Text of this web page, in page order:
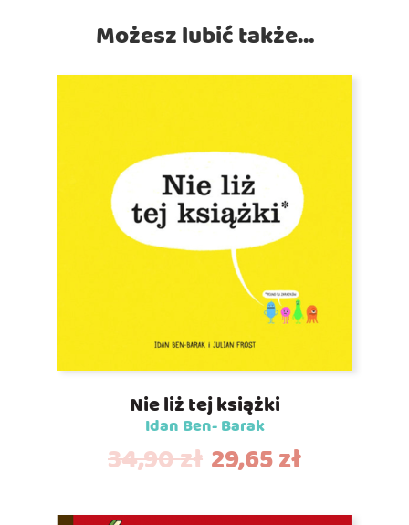
Możesz lubić także…
Nie liż tej książki
Idan Ben- Barak
34,90zł 29,65zł